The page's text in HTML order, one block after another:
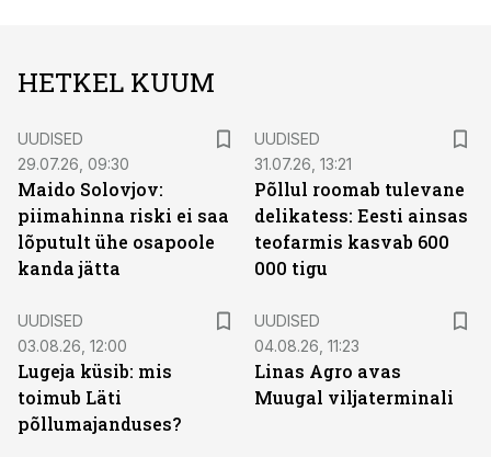
HETKEL KUUM
UUDISED
29.07.26, 09:30
Maido Solovjov:
piimahinna riski ei saa
lõputult ühe osapoole
kanda jätta
UUDISED
31.07.26, 13:21
Põllul roomab tulevane
delikatess: Eesti ainsas
teofarmis kasvab 600
000 tigu
UUDISED
03.08.26, 12:00
Lugeja küsib: mis
toimub Läti
põllumajanduses?
UUDISED
04.08.26, 11:23
Linas Agro avas
Muugal viljaterminali